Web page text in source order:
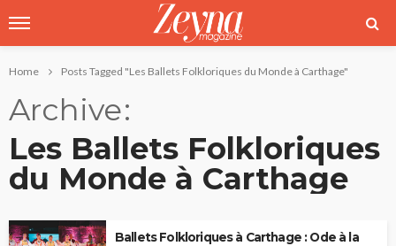
Home Posts Tagged "Les Ballets Folkloriques du Monde à Carthage"
Archive
Les Ballets Folkloriques
du Monde à Carthage
Ballets Folkloriques à Carthage : Ode à la